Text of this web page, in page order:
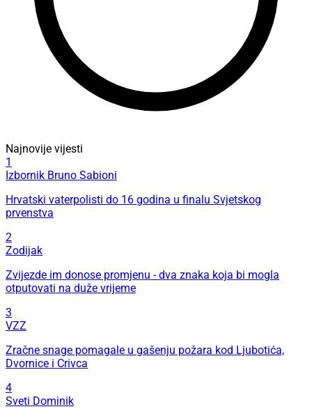
Najnovije vijesti
1
Izbornik Bruno Sabioni
Hrvatski vaterpolisti do 16 godina u finalu Svjetskog
prvenstva
2
Zodijak
Zvijezde im donose promjenu - dva znaka koja bi mogla
otputovati na duže vrijeme
3
VZZ
Zračne snage pomagale u gašenju požara kod Ljubotića,
Dvornice i Crivca
4
Sveti Dominik